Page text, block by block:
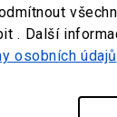
. Další
osobních údajů